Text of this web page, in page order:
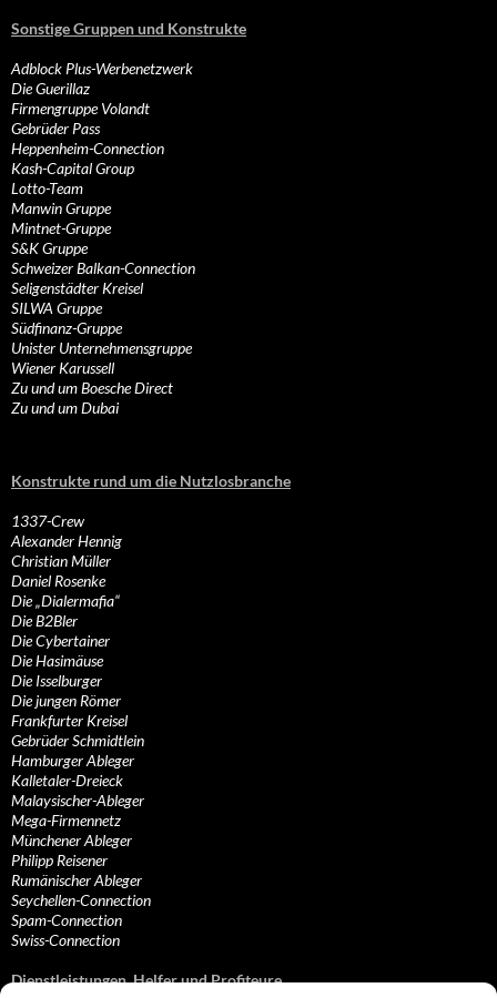
Sonstige Gruppen und Konstrukte
Adblock Plus-Werbenetzwerk
Die Guerillaz
Firmengruppe Volandt
Gebrüder Pass
Heppenheim-Connection
Kash-Capital Group
Lotto-Team
Manwin Gruppe
Mintnet-Gruppe
S&K Gruppe
Schweizer Balkan-Connection
Seligenstädter Kreisel
SILWA Gruppe
Südfinanz-Gruppe
Unister Unternehmensgruppe
Wiener Karussell
Zu und um Boesche Direct
Zu und um Dubai
Konstrukte rund um die Nutzlosbranche
1337-Crew
Alexander Hennig
Christian Müller
Daniel Rosenke
Die „Dialermafia“
Die B2Bler
Die Cybertainer
Die Hasimäuse
Die Isselburger
Die jungen Römer
Frankfurter Kreisel
Gebrüder Schmidtlein
Hamburger Ableger
Kalletaler-Dreieck
Malaysischer-Ableger
Mega-Firmennetz
Münchener Ableger
Philipp Reisener
Rumänischer Ableger
Seychellen-Connection
Spam-Connection
Swiss-Connection
Dienstleistungen, Helfer und Profiteure